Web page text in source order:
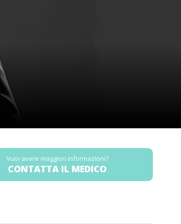
Vuoi avere maggiori informazioni?
CONTATTA IL MEDICO